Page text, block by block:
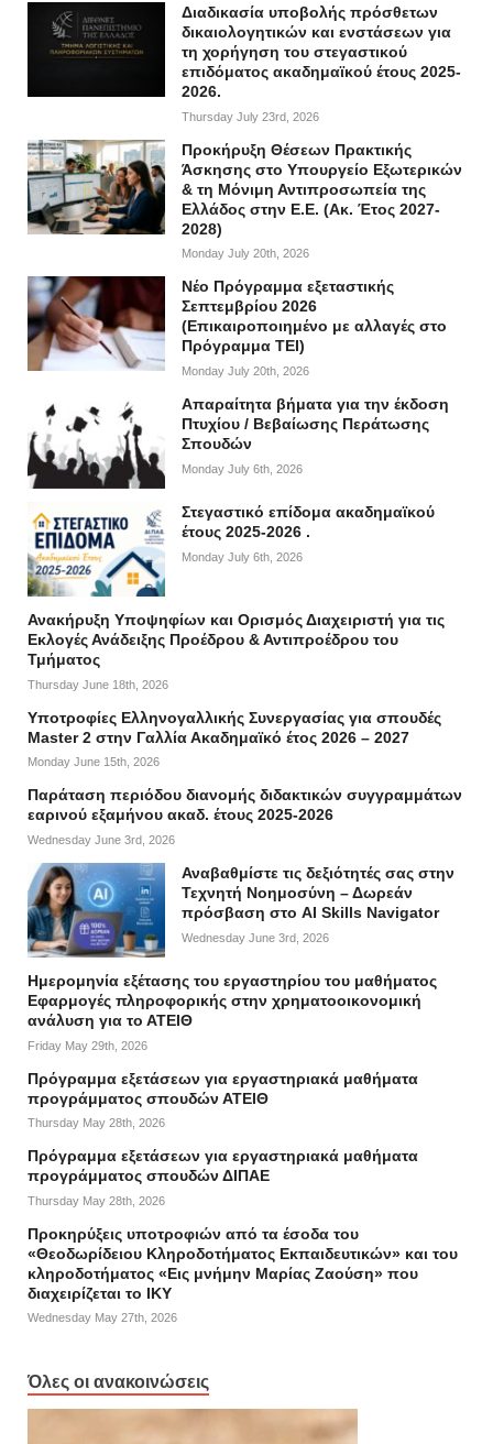
Διαδικασία υποβολής πρόσθετων
δικαιολογητικών και ενστάσεων για
τη χορήγηση του στεγαστικού
επιδόματος ακαδημαϊκού έτους 2025-
2026.
Thursday July 23rd, 2026
Προκήρυξη Θέσεων Πρακτικής
Άσκησης στο Υπουργείο Εξωτερικών
& τη Μόνιμη Αντιπροσωπεία της
Ελλάδος στην Ε.Ε. (Ακ. Έτος 2027-
2028)
Monday July 20th, 2026
Νέο Πρόγραμμα εξεταστικής
Σεπτεμβρίου 2026
(Επικαιροποιημένο με αλλαγές στο
Πρόγραμμα ΤΕΙ)
Monday July 20th, 2026
Απαραίτητα βήματα για την έκδοση
Πτυχίου / Βεβαίωσης Περάτωσης
Σπουδών
Monday July 6th, 2026
Στεγαστικό επίδομα ακαδημαϊκού
έτους 2025-2026 .
Monday July 6th, 2026
Ανακήρυξη Υποψηφίων και Ορισμός Διαχειριστή για τις
Εκλογές Ανάδειξης Προέδρου & Αντιπροέδρου του
Τμήματος
Thursday June 18th, 2026
Υποτροφίες Ελληνογαλλικής Συνεργασίας για σπουδές
Master 2 στην Γαλλία Ακαδημαϊκό έτος 2026 – 2027
Monday June 15th, 2026
Παράταση περιόδου διανομής διδακτικών συγγραμμάτων
εαρινού εξαμήνου ακαδ. έτους 2025-2026
Wednesday June 3rd, 2026
Αναβαθμίστε τις δεξιότητές σας στην
Τεχνητή Νοημοσύνη – Δωρεάν
πρόσβαση στο AI Skills Navigator
Wednesday June 3rd, 2026
Ημερομηνία εξέτασης του εργαστηρίου του μαθήματος
Εφαρμογές πληροφορικής στην χρηματοοικονομική
ανάλυση για το ΑΤΕΙΘ
Friday May 29th, 2026
Πρόγραμμα εξετάσεων για εργαστηριακά μαθήματα
προγράμματος σπουδών ΑΤΕΙΘ
Thursday May 28th, 2026
Πρόγραμμα εξετάσεων για εργαστηριακά μαθήματα
προγράμματος σπουδών ΔΙΠΑΕ
Thursday May 28th, 2026
Προκηρύξεις υποτροφιών από τα έσοδα του
«Θεοδωρίδειου Κληροδοτήματος Εκπαιδευτικών» και του
κληροδοτήματος «Εις μνήμην Μαρίας Ζαούση» που
διαχειρίζεται το ΙΚΥ
Wednesday May 27th, 2026
Όλες οι ανακοινώσεις